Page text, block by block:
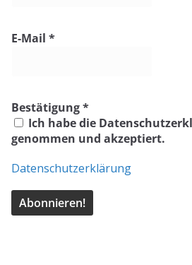
E-Mail *
Bestätigung*
Ich habe die
genommen und akzeptiert.
Datenschutzerklärung